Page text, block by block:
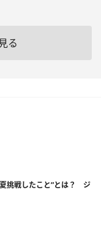
る
挑戦したこと”とは？ ジ